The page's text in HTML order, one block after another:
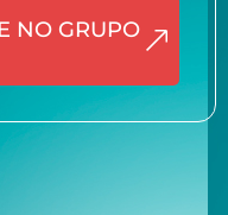
NO GRUPO